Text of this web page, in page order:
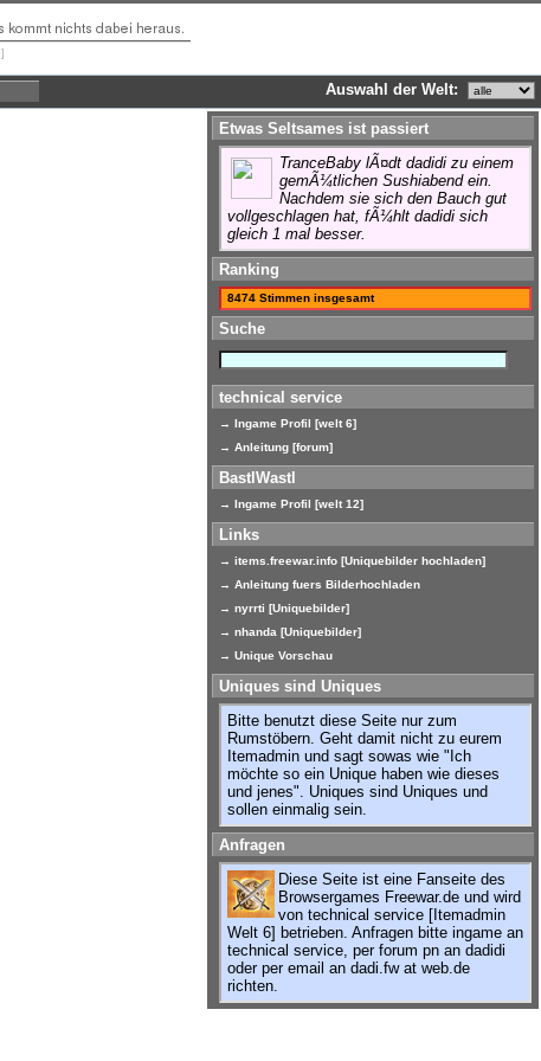
Auswahl der Welt:
Etwas Seltsames ist passiert
TranceBaby lÃ¤dt dadidi zu einem
gemÃ¼tlichen Sushiabend ein.
Nachdem sie sich den Bauch gut
vollgeschlagen hat, fÃ¼hlt dadidi sich
gleich 1 mal besser.
Ranking
8474 Stimmen insgesamt
Suche
technical service
→ Ingame Profil [welt 6]
→ Anleitung [forum]
BastlWastl
→ Ingame Profil [welt 12]
Links
→ items.freewar.info [Uniquebilder hochladen]
→ Anleitung fuers Bilderhochladen
→ nyrrti [Uniquebilder]
→ nhanda [Uniquebilder]
→ Unique Vorschau
Uniques sind Uniques
Bitte benutzt diese Seite nur zum
Rumstöbern. Geht damit nicht zu eurem
Itemadmin und sagt sowas wie "Ich
möchte so ein Unique haben wie dieses
und jenes". Uniques sind Uniques und
sollen einmalig sein.
Anfragen
Diese Seite ist eine Fanseite des
Browsergames Freewar.de und wird
von technical service [Itemadmin
Welt 6] betrieben. Anfragen bitte ingame an
technical service, per forum pn an dadidi
oder per email an dadi.fw at web.de
richten.